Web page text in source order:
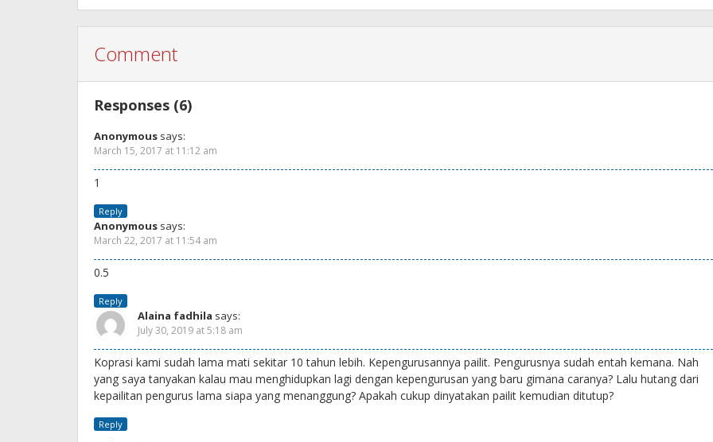
Comment
Responses (6)
Anonymous says:
March 15, 2017 at 11:12 am
1
Reply
Anonymous says:
March 22, 2017 at 11:54 am
0.5
Reply
Alaina fadhila says:
July 30, 2019 at 5:18 am
Koprasi kami sudah lama mati sekitar 10 tahun lebih. Kepengurusannya pailit. Pengurusnya sudah entah kemana. Nah
yang saya tanyakan kalau mau menghidupkan lagi dengan kepengurusan yang baru gimana caranya? Lalu hutang dari
kepailitan pengurus lama siapa yang menanggung? Apakah cukup dinyatakan pailit kemudian ditutup?
Reply